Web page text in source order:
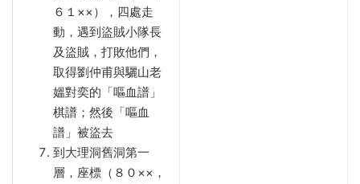
６１××），四處走
動，遇到盜賊小隊長
及盜賊，打敗他們，
取得劉仲甫與驪山老
媼對奕的「嘔血譜」
棋譜；然後「嘔血
譜」被盜去
到大理洞舊洞第一
層，座標（８０××，